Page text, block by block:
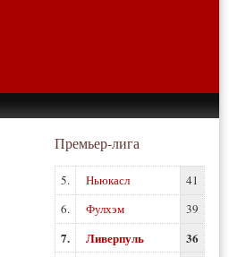
Премьер-лига
5. Ньюкасл
41
6.
Фулхэм 39
7. Ливерпуль 36